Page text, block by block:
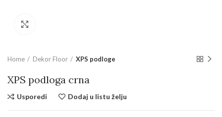
Home Dekor Floor XPS podloge
XPS podloga crna
Usporedi Dodaj u listu želju